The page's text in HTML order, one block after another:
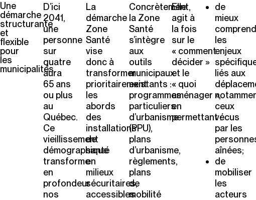
Une
démarche
structurante
et
flexible
pour
les
municipalités
D’ici
2041,
une
personne
sur
quatre
aura
65 ans
ou plus
au
Québec.
Ce
vieillissement
démographique
transforme
en
profondeur
nos
La
démarche
Zone
Santé
vise
donc à
transformer
prioritairement
les
abords
des
installations
de
santé
en
milieux
sécuritaires,
accessibles
Concrètement,
la Zone
Santé
s’intègre
aux
outils
municipaux
existants :
programmes
particuliers
d’urbanisme
(PPU),
plans
d’urbanisme,
règlements,
plans
de
mobilité
Elle
agit à
la fois
sur le
« comment
décider »
et le
« quoi
aménager »,
en
permettant :
de
mieux
les
enjeux
liés aux
ceux
vécus
par les
aînées;
de
mobiliser
les
acteurs